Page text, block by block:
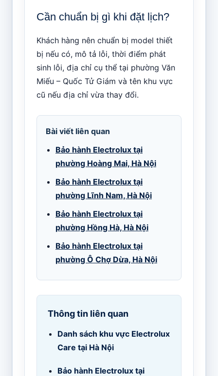
Cần chuẩn bị gì khi đặt lịch?
Khách hàng nên chuẩn bị model thiết
bị nếu có, mô tả lỗi, thời điểm phát
sinh lỗi, địa chỉ cụ thể tại phường Văn
Miếu – Quốc Tử Giám và tên khu vực
cũ nếu địa chỉ vừa thay đổi.
Bài viết liên quan
Bảo hành Electrolux tại
phường Hoàng Mai, Hà Nội
Bảo hành Electrolux tại
phường Lĩnh Nam, Hà Nội
Bảo hành Electrolux tại
phường Hồng Hà, Hà Nội
Bảo hành Electrolux tại
phường Ô Chợ Dừa, Hà Nội
Thông tin liên quan
Danh sách khu vực Electrolux
Care tại Hà Nội
Bảo hành Electrolux tại